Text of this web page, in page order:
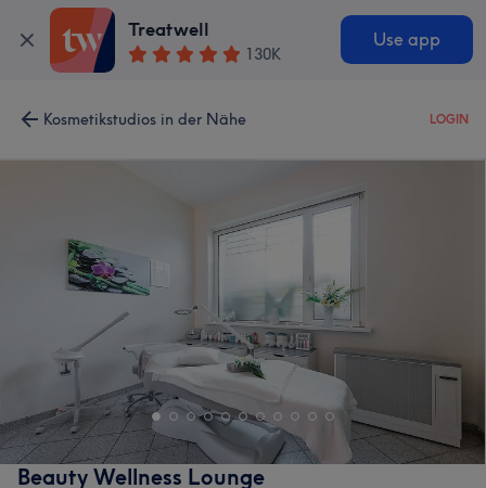
Treatwell
130K
Use app
Kosmetikstudios in der Nähe LOGIN
Beauty Wellness Lounge